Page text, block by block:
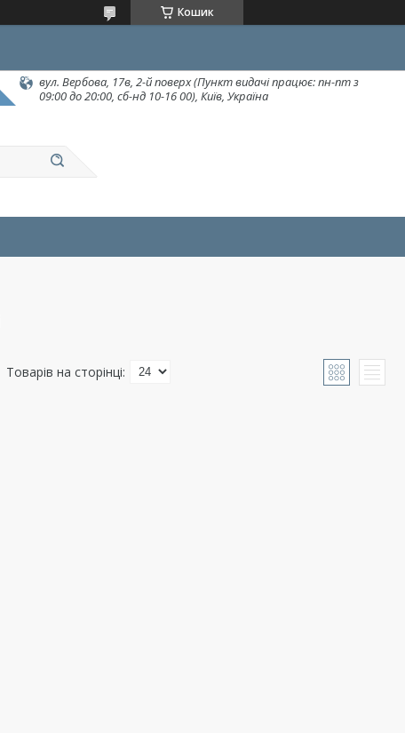
Кошик
вул. Вербова, 17в, 2-й поверх (Пункт видачі працює: пн-пт з
09:00 до 20:00, сб-нд 10-16 00), Київ, Україна